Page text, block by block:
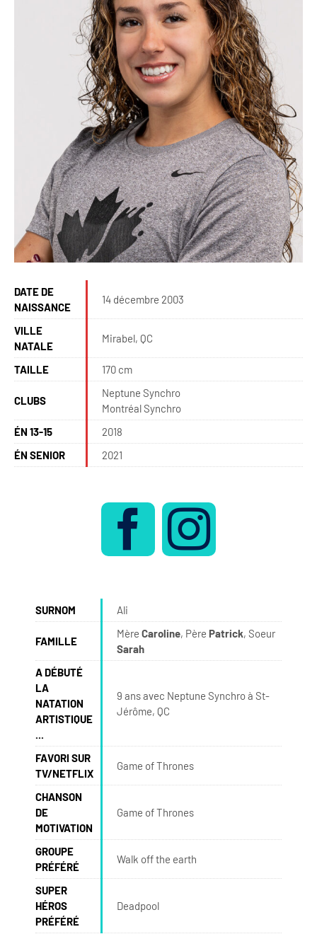
DATE DE
NAISSANCE
14 décembre 2003
VILLE
NATALE
Mirabel, QC
TAILLE 170 cm
CLUBS
Neptune Synchro
Montréal Synchro
ÉN 13-15
2018
ÉN SENIOR
2021
SURNOM Ali
FAMILLE
Mère Caroline, Père Patrick, Soeur
Sarah
A DÉBUTÉ
LA
NATATION
ARTISTIQUE
...
9 ans avec Neptune Synchro à St-
Jérôme, QC
FAVORI SUR
TV/NETFLIX
Game of Thrones
CHANSON
DE
MOTIVATION
Game of Thrones
GROUPE
PRÉFÉRÉ
Walk off the earth
SUPER
HÉROS
PRÉFÉRÉ
Deadpool